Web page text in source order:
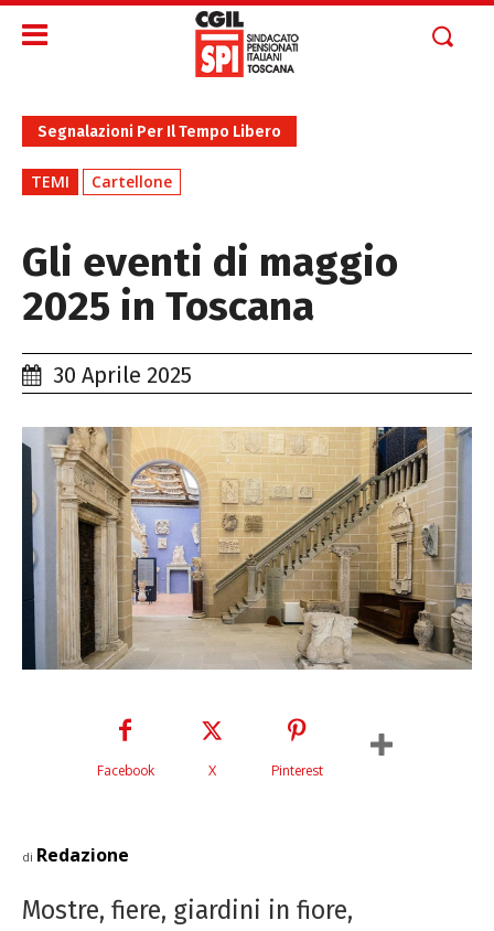
Segnalazioni Per Il Tempo Libero
TEMI Cartellone
Gli eventi di maggio
2025 in Toscana
30 Aprile 2025
Facebook X Pinterest
di Redazione
Mostre, fiere, giardini in fiore,